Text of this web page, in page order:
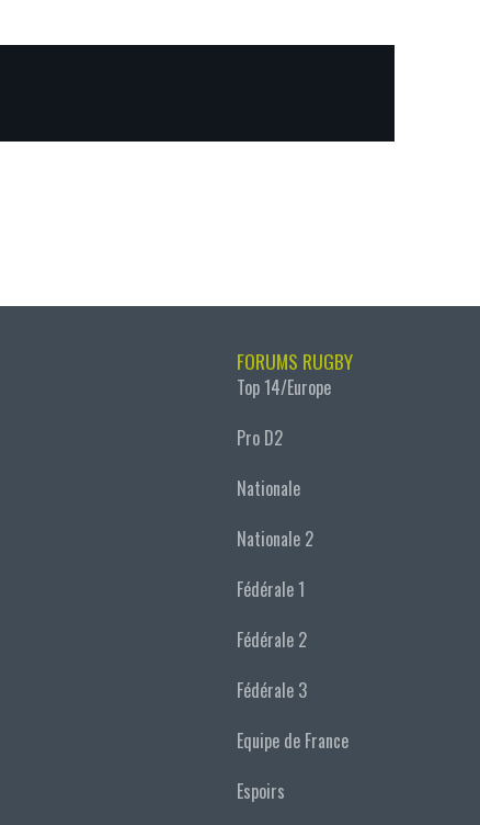
FORUMS RUGBY
Top 14/Europe
Pro D2
Nationale
Nationale 2
Fédérale 1
Fédérale 2
Fédérale 3
Equipe de France
Espoirs